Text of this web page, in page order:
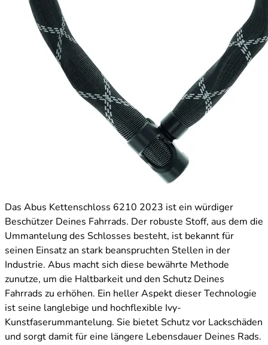
Das Abus Kettenschloss 6210 2023 ist ein würdiger
Beschützer Deines Fahrrads. Der robuste Stoff, aus dem die
Ummantelung des Schlosses besteht, ist bekannt für
seinen Einsatz an stark beanspruchten Stellen in der
Industrie. Abus macht sich diese bewährte Methode
zunutze, um die Haltbarkeit und den Schutz Deines
Fahrrads zu erhöhen. Ein heller Aspekt dieser Technologie
ist seine langlebige und hochflexible Ivy-
Kunstfaserummantelung. Sie bietet Schutz vor Lackschäden
und sorgt damit für eine längere Lebensdauer Deines Rads.